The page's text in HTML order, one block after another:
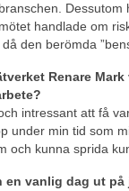
handlade om
den berömda
Renare
intressant att få
under min tid som
och kunna sprida
en vanlig dag ut på